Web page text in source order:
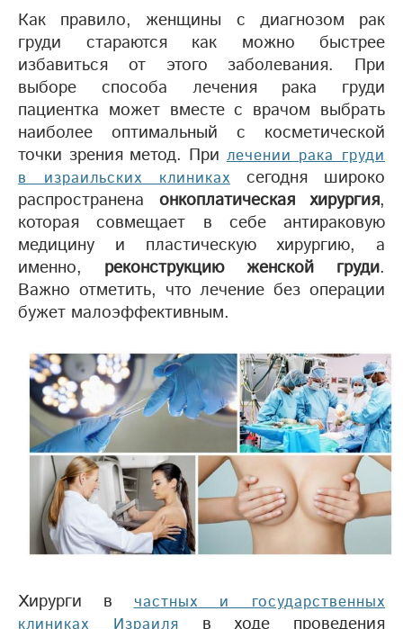
Как правило, женщины с диагнозом рак
груди стараются как можно быстрее
избавиться от этого заболевания. При
выборе способа лечения рака груди
пациентка может вместе с врачом выбрать
наиболее оптимальный с косметической
точки зрения метод. Прилечении рака груди
в израильских клиниках
сегодня широко
распространена онкоплатическая хирургия,
которая совмещает в себе антираковую
медицину и пластическую хирургию, а
именно, реконструкцию женской груди.
Важно отметить, что лечение без операции
бужет малоэффективным.
Хирурги вчастных и государственных